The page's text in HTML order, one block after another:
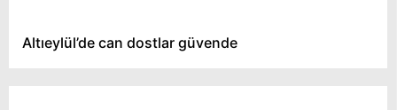
Altıeylül’de can dostlar güvende